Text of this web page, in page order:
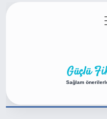
Gizlilik
Güçlü
Sağlam